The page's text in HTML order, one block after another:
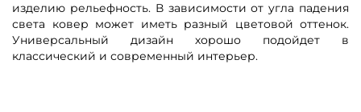
изделию рельефность. В зависимости от угла падения
света ковер может иметь разный цветовой оттенок.
Универсальный дизайн хорошо подойдет в
классический и современный интерьер.